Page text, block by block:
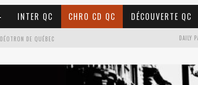
INTER QC CHRO CD QC DÉCOUVERTE QC
DE QUÉBEC
VIDÉOTRON : SAME OR SEPARATE WAYS?
DAILY